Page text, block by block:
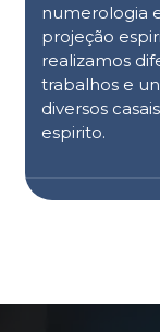
numerologia
projeção
realizamos
trabalhos e
diversos
espirito.